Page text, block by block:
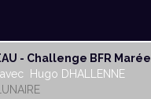
- Challenge BFR Marée
avec Hugo DHALLENNE